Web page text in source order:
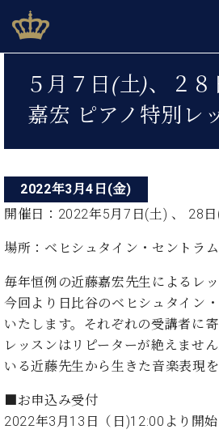
to
content
ベヒシュタインジャパン公式サイト
BECHSTEIN JAPAN Official Site
C.
ュ
イ
コ
サ
ー
ト /
C.
ベ
シ
タ
示
ア
ノ
技
術
ュ
イ
ン
の
グ
ン
ピ
ア
ノ
を
る
こ
ベ
シ
の
器
ベ
ヒ
シ
タ
ン
ブ
ラ
ド
ヒ
ガ
員
登
録
ご
内
各
舗
か
の
お
ュ
イ
ン
で、
奏
し
た
い！
学
び
た
録
音
報
採
用
報
ベ
ヒ
シ
ュ
タ
ン・
サ
５月７日(土)、２
嘉宏 ピアノ特別レ
2022年3月4日(金)
開催日：2022年5月7日(土) 、 28日
場所：ベヒシュタイン・セントラ
毎年恒例の近藤嘉宏先生によるレッ
今回より日比谷のベヒシュタイン
いたします。それぞれの受講者に
レッスンはリピーターが絶えませ
いる近藤先生から生きた音楽表現
■お申込み受付
2022年3月13日（日)12:00より開始
ビ
ゲ
ー
シ
ョ
ン